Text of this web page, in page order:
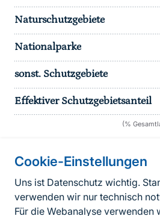
Cookie-Einstellungen
Uns ist Datenschutz wichtig.
verwenden wir nur technisch
Für die Webanalyse verwenden
Naturschutzgebiete
Nationalparke
sonst. Schutzgebiete
Effektiver Schutzgebietsanteil
(%
Informationen zur Seite
FußzeileKontakt zum